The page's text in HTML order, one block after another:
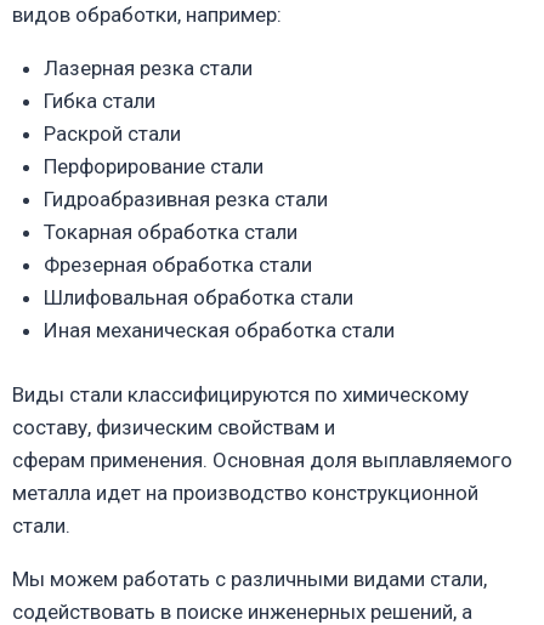
видов обработки, например:
Лазерная резка стали
Гибка стали
Раскрой стали
Перфорирование стали
Гидроабразивная резка стали
Токарная обработка стали
Фрезерная обработка стали
Шлифовальная обработка стали
Иная механическая обработка стали
Виды стали классифицируются по химическому
составу, физическим свойствам и
сферам применения. Основная доля выплавляемого
металла идет на производство конструкционной
стали.
Мы можем работать с различными видами стали,
содействовать в поиске инженерных решений, а